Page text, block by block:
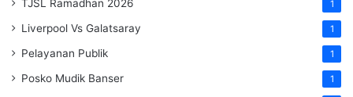
TJSL Ramadhan 2026 1
Liverpool Vs Galatsaray 1
Pelayanan Publik 1
Posko Mudik Banser 1